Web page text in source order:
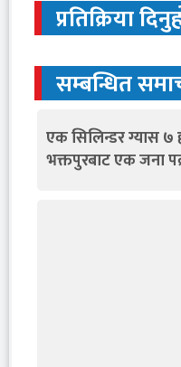
प्रतिक्रिया
सम्बन्धित
एक सिलिन्डर ग्यास
भक्तपुरबाट एक जना